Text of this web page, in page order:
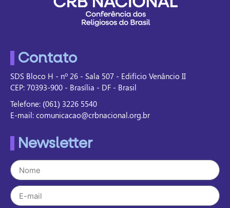
Contato
SDS Bloco H - nº 26 - Sala 507 - Edifício Venâncio II
CEP: 70393-900 - Brasília - DF - Brasil
Telefone: (061) 3226 5540
E-mail: comunicacao@crbnacional.org.br
Newsletter